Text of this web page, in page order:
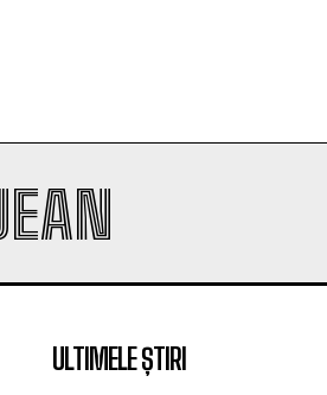
ULTIMELE ȘTIRI